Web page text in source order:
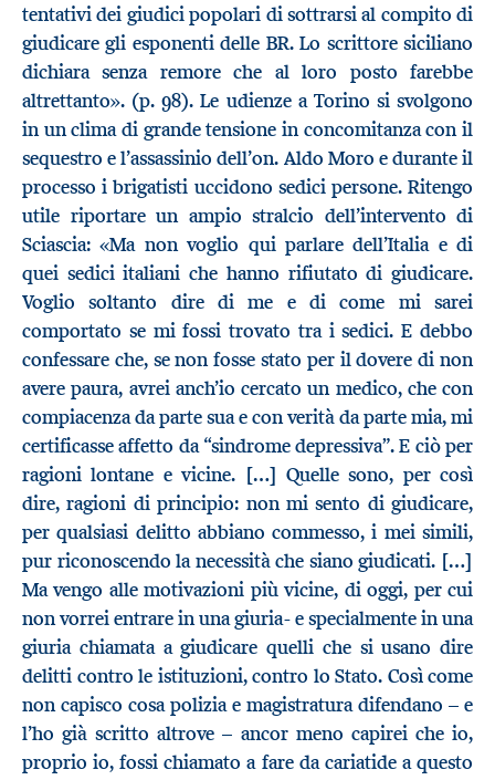
tentativi dei giudici popolari di sottrarsi al compito di
giudicare gli esponenti delle BR. Lo scrittore siciliano
dichiara senza remore che al loro posto farebbe
altrettanto». (p. 98). Le udienze a Torino si svolgono
in un clima di grande tensione in concomitanza con il
sequestro e l’assassinio dell’on. Aldo Moro e durante il
processo i brigatisti uccidono sedici persone. Ritengo
utile riportare un ampio stralcio dell’intervento di
Sciascia: «Ma non voglio qui parlare dell’Italia e di
quei sedici italiani che hanno rifiutato di giudicare.
Voglio soltanto dire di me e di come mi sarei
comportato se mi fossi trovato tra i sedici. E debbo
confessare che, se non fosse stato per il dovere di non
avere paura, avrei anch’io cercato un medico, che con
compiacenza da parte sua e con verità da parte mia, mi
certificasse affetto da “sindrome depressiva”. E ciò per
ragioni lontane e vicine. […] Quelle sono, per così
dire, ragioni di principio: non mi sento di giudicare,
per qualsiasi delitto abbiano commesso, i mei simili,
pur riconoscendo la necessità che siano giudicati. […]
Ma vengo alle motivazioni più vicine, di oggi, per cui
non vorrei entrare in una giuria- e specialmente in una
giuria chiamata a giudicare quelli che si usano dire
delitti contro le istituzioni, contro lo Stato. Così come
non capisco cosa polizia e magistratura difendano – e
l’ho già scritto altrove – ancor meno capirei che io,
proprio io, fossi chiamato a fare da cariatide a questo